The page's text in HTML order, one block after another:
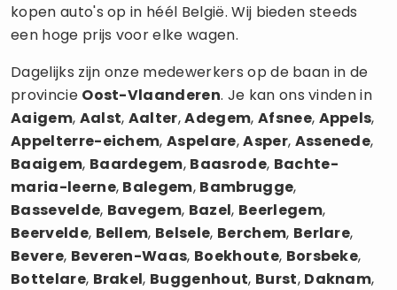
kopen auto's op in héél België. Wij bieden steeds
een hoge prijs voor elke wagen.
Dagelijks zijn onze medewerkers op de baan in de
provincie Oost-Vlaanderen. Je kan ons vinden in
Aaigem, Aalst, Aalter,Adegem, Afsnee, Appels,
Appelterre-eichem,Aspelare,Asper, Assenede,
Baaigem, Baardegem, Baasrode, Bachte-
maria-leerne, Balegem, Bambrugge,
Bassevelde, Bavegem, Bazel, Beerlegem,
Beervelde, Bellem, Belsele, Berchem, Berlare,
Bevere, Beveren-Waas, Boekhoute, Borsbeke,
Bottelare, Brakel, Buggenhout, Burst, Daknam,